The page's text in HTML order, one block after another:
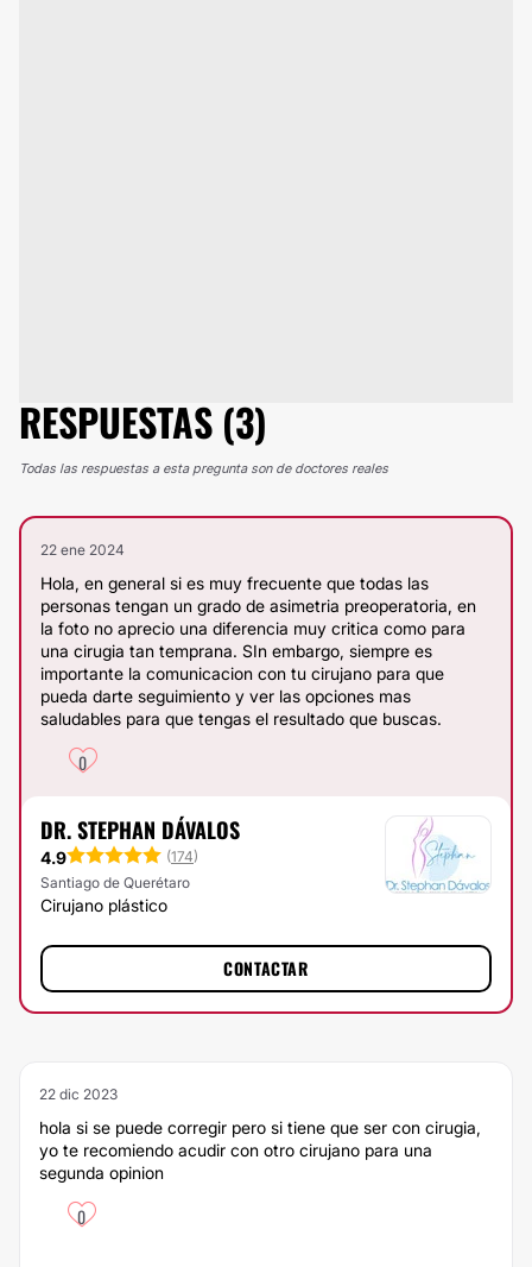
RESPUESTAS (3)
Todas las respuestas a esta pregunta son de doctores reales
22 ene 2024
Hola, en general si es muy frecuente que todas las
personas tengan un grado de asimetria preoperatoria, en
la foto no aprecio una diferencia muy critica como para
una cirugia tan temprana. SIn embargo, siempre es
importante la comunicacion con tu cirujano para que
pueda darte seguimiento y ver las opciones mas
saludables para que tengas el resultado que buscas.
0
DR. STEPHAN DÁVALOS
4.9 (174)
Santiago de Querétaro
Cirujano plástico
CONTACTAR
22 dic 2023
hola si se puede corregir pero si tiene que ser con cirugia,
yo te recomiendo acudir con otro cirujano para una
segunda opinion
0